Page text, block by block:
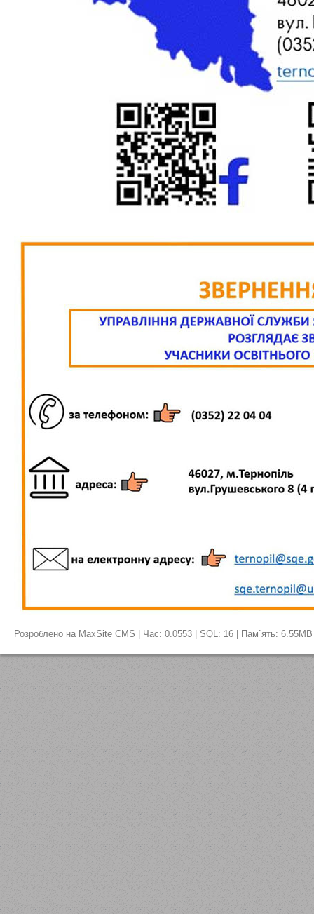
Розроблено на MaxSite CMS | Час: 0.0553 | SQL: 16 | Пам`ять: 6.55MB